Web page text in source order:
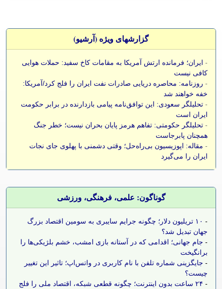
گزارشهای ویژه (آرشيو)
- ایران؛ فرمانده ارتش آمریکا به مقامات کاخ سفید: حملات هوایی
کافی نیست
- روزنامه: محاصره دریایی صادرات نفت ایران را فلج کرد/آمریکا:
خفه خواهند شد
- تحلیلگر سعودی: این توافق‌نامه پیامی بازدارنده در برابر حکومت
ایران است
- تحلیلگر حکومتی: تفاهم هرمز پایان بحران نیست؛ خطر جنگ
همچنان پابرجاست
- مقاله: اپوزیسیون بی‌راه‌حل؛ وقتی دشمنی با پهلوی جای نجات
ایران را می‌گیرد
گوناگون: علمی، فرهنگی، ورزشی
-
۱۰ تریلیون دلار؛ چگونه جرایم سایبری به سومین اقتصاد بزرگ
جهان تبدیل شد؟
- جام جهانی؛ اقدامی که در آستانه بازی امشب، خشم بلژیکی‌ها را
برانگیخت
- جایگزینی شماره تلفن با نام کاربری در واتس‌اپ؛ تاثیر این تغییر
چیست؟
-
۲۴ ساعت بدون اینترنت؛ چگونه قطعی شبکه، اقتصاد ملی را فلج